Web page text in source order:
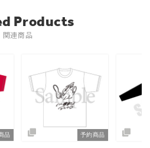
Products
関連商品
品 予約商品